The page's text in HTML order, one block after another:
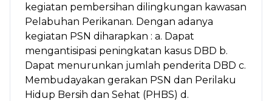
kegiatan pembersihan dilingkungan kawasan
Pelabuhan Perikanan. Dengan adanya
kegiatan PSN diharapkan : a. Dapat
mengantisipasi peningkatan kasus DBD b.
Dapat menurunkan jumlah penderita DBD c.
Membudayakan gerakan PSN dan Perilaku
Hidup Bersih dan Sehat (PHBS) d.